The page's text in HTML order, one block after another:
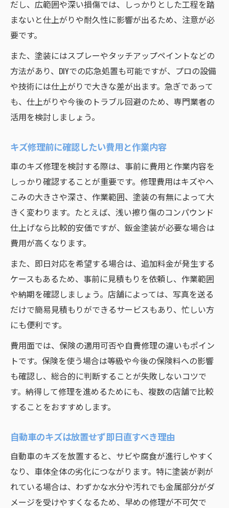
だし、広範囲や深い損傷では、しっかりとした工程を踏
まないと仕上がりや耐久性に影響が出るため、注意が必
要です。
また、塗装にはスプレーやタッチアップペイントなどの
方法があり、DIYでの応急処置も可能ですが、プロの設備
や技術には仕上がりで大きな差が出ます。急ぎであって
も、仕上がりや今後のトラブル回避のため、専門業者の
活用を検討しましょう。
キズ修理前に確認したい費用と作業内容
車のキズ修理を検討する際は、事前に費用と作業内容を
しっかり確認することが重要です。修理費用はキズやへ
こみの大きさや深さ、作業範囲、塗装の有無によって大
きく変わります。たとえば、浅い擦り傷のコンパウンド
仕上げなら比較的安価ですが、鈑金塗装が必要な場合は
費用が高くなります。
また、即日対応を希望する場合は、追加料金が発生する
ケースもあるため、事前に見積もりを依頼し、作業範囲
や納期を確認しましょう。店舗によっては、写真を送る
だけで簡易見積もりができるサービスもあり、忙しい方
にも便利です。
費用面では、保険の適用可否や自費修理の違いもポイン
トです。保険を使う場合は等級や今後の保険料への影響
も確認し、総合的に判断することが失敗しないコツで
す。納得して修理を進めるためにも、複数の店舗で比較
することをおすすめします。
自動車のキズは放置せず即日直すべき理由
自動車のキズを放置すると、サビや腐食が進行しやすく
なり、車体全体の劣化につながります。特に塗装が剥が
れている場合は、わずかな水分や汚れでも金属部分がダ
メージを受けやすくなるため、早めの修理が不可欠で